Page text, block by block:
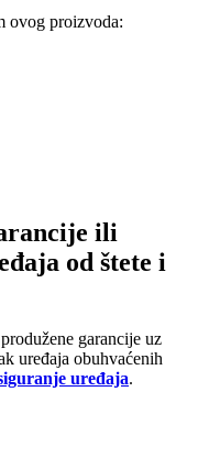
ovog proizvoda:
ili
od štete i
garancije uz
uređaja obuhvaćenih
uređaja.